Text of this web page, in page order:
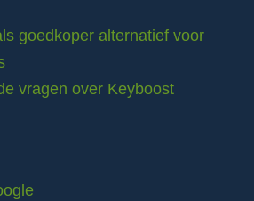
goedkoper alternatief voor
vragen over Keyboost